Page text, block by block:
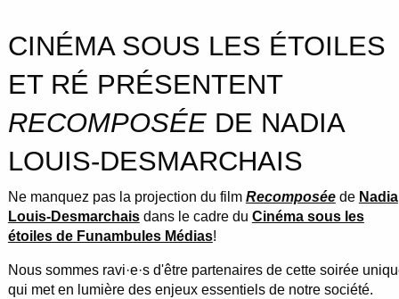
CINÉMA SOUS LES ÉTOILES
ET RÉ PRÉSENTENT
RECOMPOSÉEDE NADIA
LOUIS-DESMARCHAIS
Ne manquez pas la projection du film Recomposéede Nadia
Louis-Desmarchaisdans le cadre du Cinéma sous les
étoiles de Funambules Médias!
Nous sommes ravi·e·s d'être partenaires de cette soirée
qui met en lumière des enjeux essentiels de notre société.